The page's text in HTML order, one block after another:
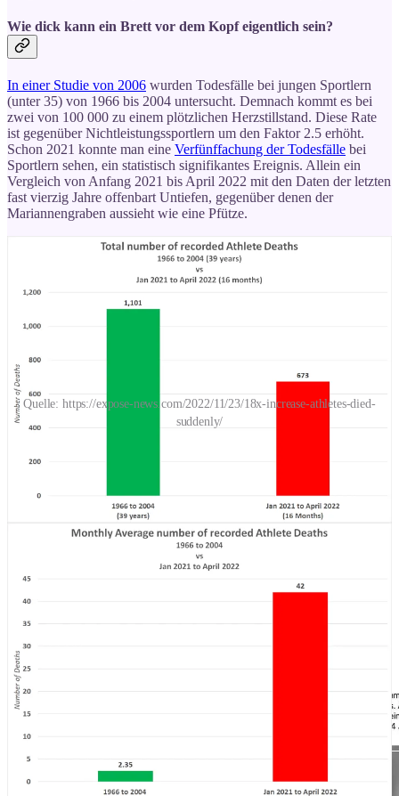
Wie dick kann ein Brett vor dem Kopf eigentlich sein?
In einer Studie von 2006 wurden Todesfälle bei jungen Sportlern
(unter 35) von 1966 bis 2004 untersucht. Demnach kommt es bei
zwei von 100 000 zu einem plötzlichen Herzstillstand. Diese Rate
ist gegenüber Nichtleistungssportlern um den Faktor 2.5 erhöht.
Schon 2021 konnte man eine Verfünffachung der Todesfälle bei
Sportlern sehen, ein statistisch signifikantes Ereignis. Allein ein
Vergleich von Anfang 2021 bis April 2022 mit den Daten der letzten
fast vierzig Jahre offenbart Untiefen, gegenüber denen der
Mariannengraben aussieht wie eine Pfütze.
Quelle: https://expose-news.com/2022/11/23/18x-increase-athletes-died-
suddenly/
Wie dick kann ein Brett vor dem Kopf eigentlich sein, um hier keine
weiteren Fragen zu haben?Auch in parlamentarischen Befragungen
werden diese Fragen offen gestellt.Ergebnis bisher:
Arbeitsverweigerung bei den „Aufklärern vom Dienst“, wie
Journalisten und Staatsanwälten. Die NZZ berichtete in zwei
) über den Tod des
auch nur in den Mund zu nehmen. Vielleicht, weil hier ein
“Impfbotschafter” gestorben ist?